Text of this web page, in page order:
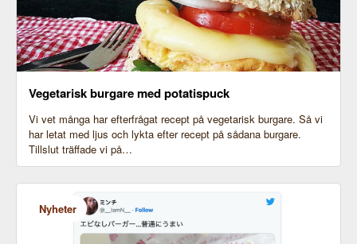
Vegetarisk burgare med potatispuck
Vi vet många har efterfrågat recept på vegetarisk burgare. Så vi
har letat med ljus och lykta efter recept på sådana burgare.
Tillslut träffade vi på…
Nyheter